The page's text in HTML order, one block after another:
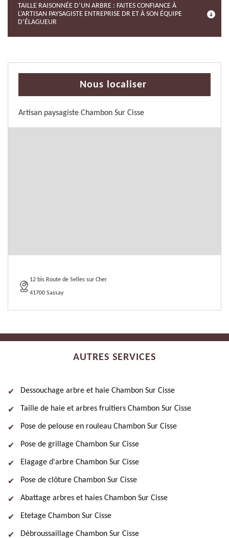
TAILLE RAISONNÉE D’UN ARBRE : FAITES CONFIANCE À
L’ARTISAN PAYSAGISTE ENTREPRISE DR ET À SON ÉQUIPE
D’ÉLAGUEUR
Nous localiser
Artisan paysagiste Chambon Sur Cisse
12 bis Route de Selles sur Cher
41700 Sassay
AUTRES SERVICES
Dessouchage arbre et haie Chambon Sur Cisse
Taille de haie et arbres fruitiers Chambon Sur Cisse
Pose de pelouse en rouleau Chambon Sur Cisse
Pose de grillage Chambon Sur Cisse
Elagage d'arbre Chambon Sur Cisse
Pose de clôture Chambon Sur Cisse
Abattage arbres et haies Chambon Sur Cisse
Etetage Chambon Sur Cisse
Débroussaillage Chambon Sur Cisse